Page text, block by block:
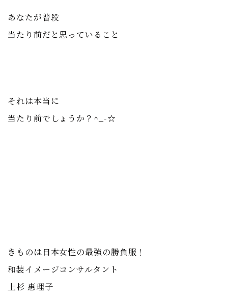
あなたが普段
当たり前だと思っていること
それは本当に
当たり前でしょうか？^_-☆
きものは日本女性の最強の勝負服！
和装イメージコンサルタント
上杉 惠理子